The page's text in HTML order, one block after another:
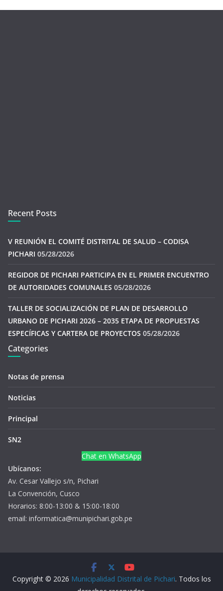
Recent Posts
V REUNIÓN EL COMITÉ DISTRITAL DE SALUD – CODISA
PICHARI 05/28/2026
REGIDOR DE PICHARI PARTICIPA EN EL PRIMER ENCUENTRO
DE AUTORIDADES COMUNALES 05/28/2026
TALLER DE SOCIALIZACIÓN DE PLAN DE DESARROLLO
URBANO DE PICHARI 2026 – 2035 ETAPA DE PROPUESTAS
ESPECÍFICAS Y CARTERA DE PROYECTOS 05/28/2026
Categories
Notas de prensa
Noticias
Principal
SN2
Chat en WhatsApp
Ubícanos:
Av. Cesar Vallejo s/n, Pichari
La Convención, Cusco
Horarios: 8:00-13:00 & 15:00-18:00
email: informatica@munipichari.gob.pe
Copyright © 2026 Municipalidad Distrital de Pichari. Todos los